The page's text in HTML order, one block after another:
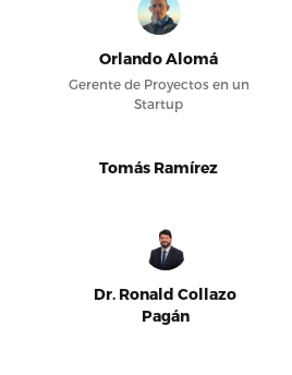
Orlando Alomá
Gerente de Proyectos en un
Startup
Tomás Ramírez
Dr. Ronald Collazo
Pagán